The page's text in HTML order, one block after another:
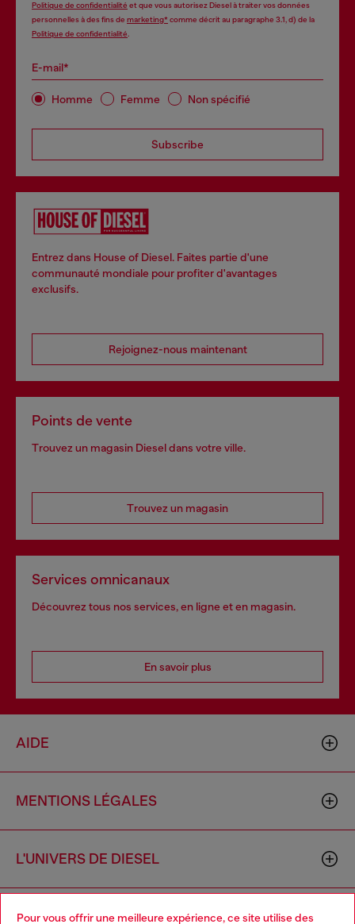
Pour vous offrir une meilleure expérience, ce site utilise des
Politique de confidentialité et que vous autorisez Diesel à traiter vos données
personnelles à des fins de marketing*comme décrit au paragraphe 3.1, d) de la
Politique de confidentialité
E-mail*
Homme Femme Non spécifié
Subscribe
Entrez dans House of Diesel. Faites partie d'une
communauté mondiale pour profiter d'avantages
exclusifs.
Rejoignez-nous maintenant
Points de vente
Trouvez un magasin Diesel dans votre ville.
Trouvez un magasin
Services omnicanaux
Découvrez tous nos services, en ligne et en magasin.
En savoir plus
AIDE
MENTIONS LÉGALES
L'UNIVERS DE DIESEL
CORPORATE